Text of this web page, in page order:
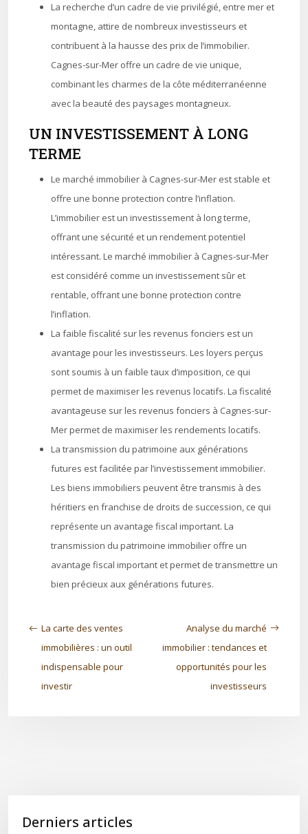
La recherche d’un cadre de vie privilégié, entre mer et
montagne, attire de nombreux investisseurs et
contribuent à la hausse des prix de l’immobilier.
Cagnes-sur-Mer offre un cadre de vie unique,
combinant les charmes de la côte méditerranéenne
avec la beauté des paysages montagneux.
UN INVESTISSEMENT À LONG
TERME
Le marché immobilier à Cagnes-sur-Mer est stable et
offre une bonne protection contre l’inflation.
L’immobilier est un investissement à long terme,
offrant une sécurité et un rendement potentiel
intéressant. Le marché immobilier à Cagnes-sur-Mer
est considéré comme un investissement sûr et
rentable, offrant une bonne protection contre
l’inflation.
La faible fiscalité sur les revenus fonciers est un
avantage pour les investisseurs. Les loyers perçus
sont soumis à un faible taux d’imposition, ce qui
permet de maximiser les revenus locatifs. La fiscalité
avantageuse sur les revenus fonciers à Cagnes-sur-
Mer permet de maximiser les rendements locatifs.
La transmission du patrimoine aux générations
futures est facilitée par l’investissement immobilier.
Les biens immobiliers peuvent être transmis à des
héritiers en franchise de droits de succession, ce qui
représente un avantage fiscal important. La
transmission du patrimoine immobilier offre un
avantage fiscal important et permet de transmettre un
bien précieux aux générations futures.
La carte des ventes
immobilières : un outil
indispensable pour
investir
Analyse du marché
immobilier : tendances et
opportunités pour les
investisseurs
Derniers articles